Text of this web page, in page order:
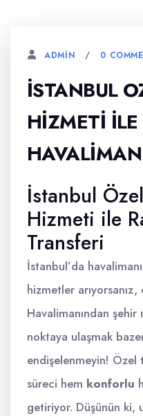
ADMIN 0
İSTANBUL
HIZMETI
İstanbul
Hizmeti ile
Transferi
İstanbul’da
hizmetler
Havalimanından
noktaya ulaşmak
endişelenmeyin!
süreci hem konforlu
getiriyor. Düşünün ki,